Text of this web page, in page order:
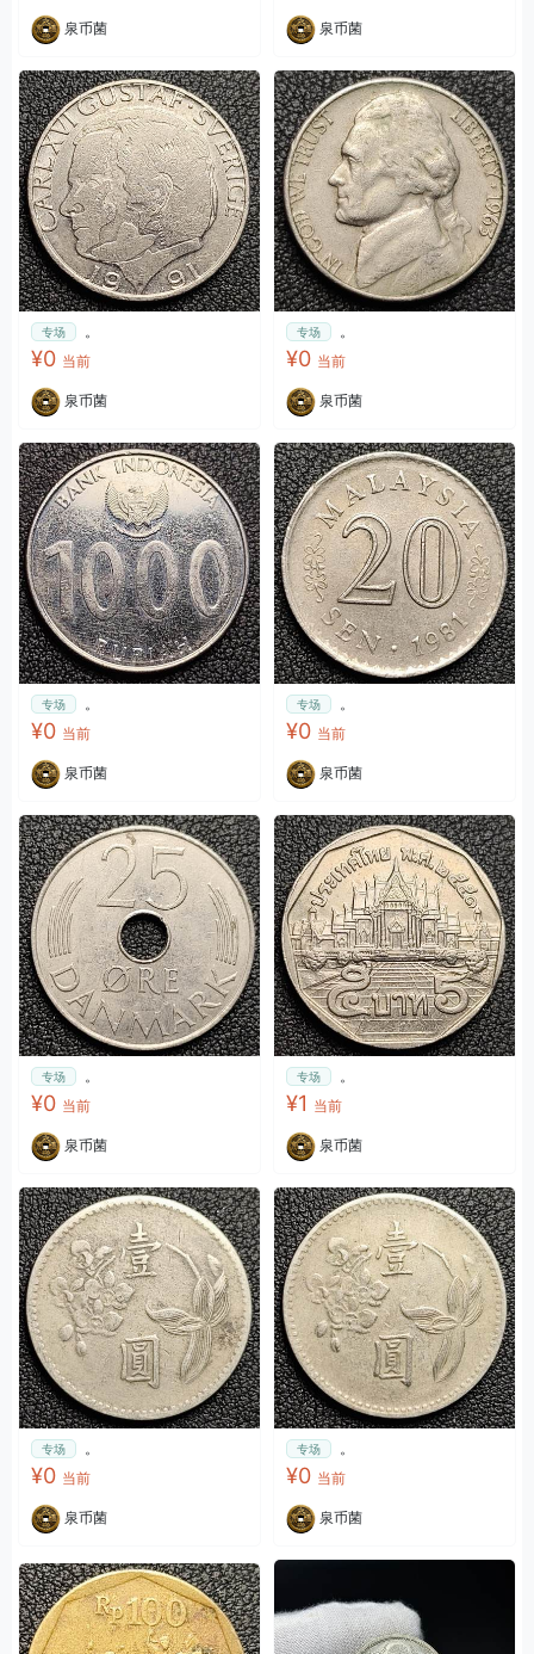
泉币菌 泉币菌
专场 。
¥0 当前
泉币菌
专场 。
¥0 当前
泉币菌
专场 。
¥0 当前
泉币菌
专场 。
¥0 当前
泉币菌
专场 。
¥0 当前
泉币菌
专场 。
¥1 当前
泉币菌
专场 。
¥0 当前
泉币菌
专场 。
¥0 当前
泉币菌